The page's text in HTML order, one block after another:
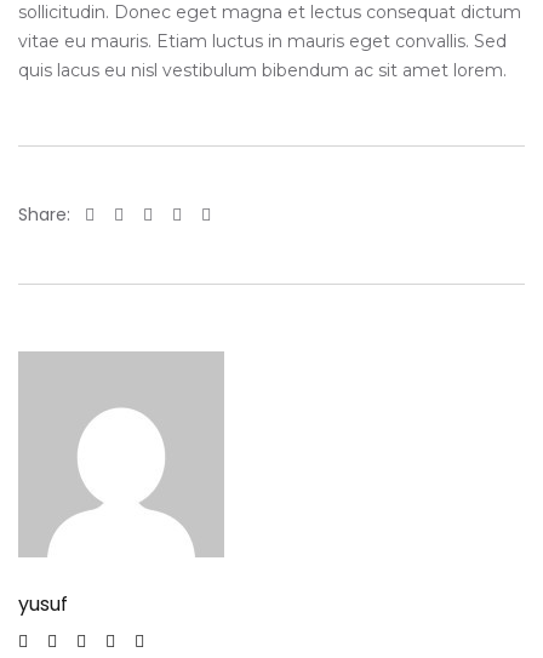
sollicitudin. Donec eget magna et lectus consequat dictum
vitae eu mauris. Etiam luctus in mauris eget convallis. Sed
quis lacus eu nisl vestibulum bibendum ac sit amet lorem.
Share:
yusuf